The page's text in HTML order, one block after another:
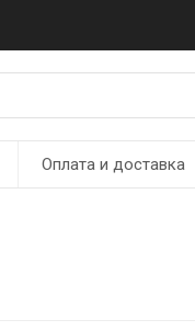
Оплата и доставка